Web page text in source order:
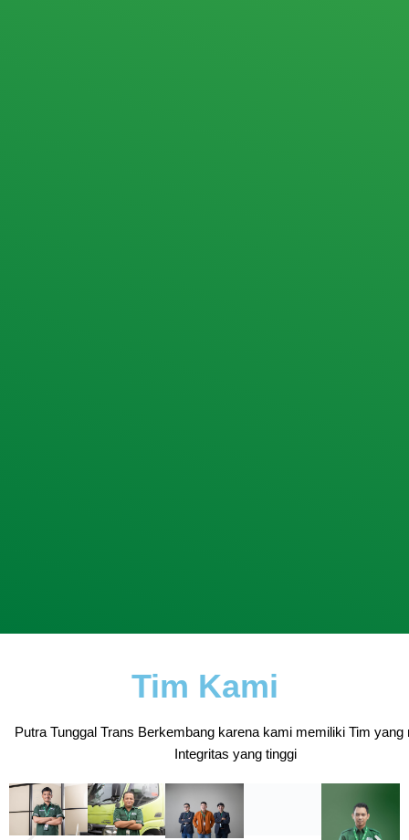
Tim Kami
Putra Tunggal Trans Berkembang karena kami memiliki Tim yang
Integritas yang tinggi